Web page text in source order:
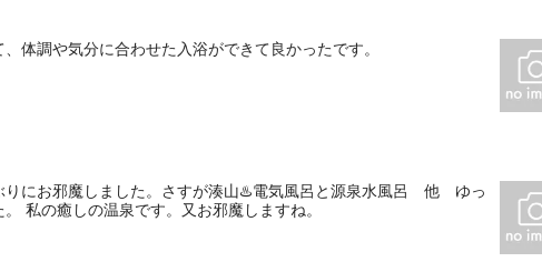
体調や気分に合わせた入浴ができて良かったです。
りにお邪魔しました。さすが湊山♨️電気風呂と源泉水風呂 他 ゆっ
私の癒しの温泉です。又お邪魔しますね。